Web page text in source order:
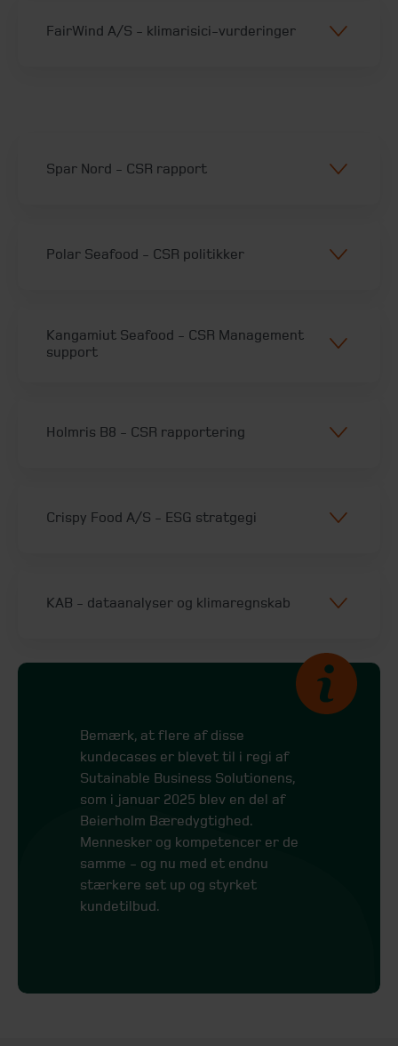
FairWind A/S - klimarisici-vurderinger
Spar Nord - CSR rapport
Polar Seafood - CSR politikker
Kangamiut Seafood - CSR Management
support
Holmris B8 - CSR rapportering
Crispy Food A/S - ESG stratgegi
KAB - dataanalyser og klimaregnskab
Bemærk, at flere af disse
kundecases er blevet til i regi af
Sutainable Business Solutionens,
som i januar 2025 blev en del af
Beierholm Bæredygtighed.
Mennesker og kompetencer er de
samme - og nu med et endnu
stærkere set up og styrket
kundetilbud.